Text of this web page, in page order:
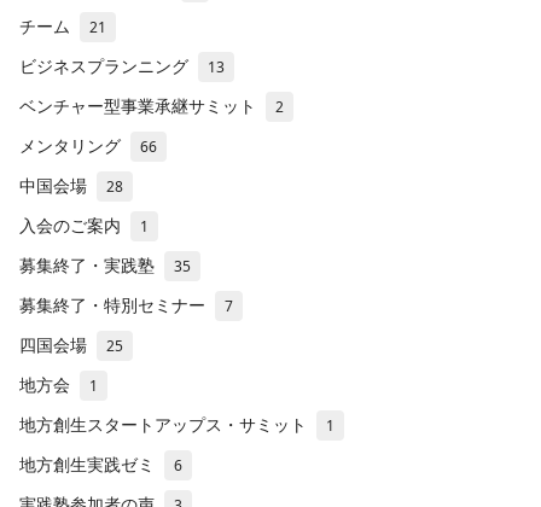
チーム 21
ビジネスプランニング 13
ベンチャー型事業承継サミット 2
メンタリング 66
中国会場 28
入会のご案内 1
募集終了・実践塾 35
募集終了・特別セミナー 7
四国会場 25
地方会 1
地方創生スタートアップス・サミット 1
地方創生実践ゼミ 6